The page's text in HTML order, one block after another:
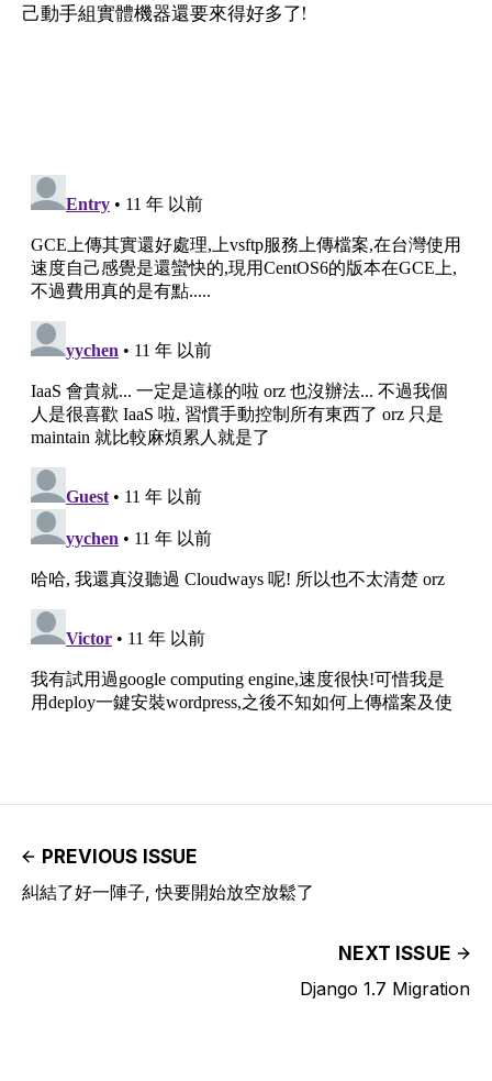
己動手組實體機器還要來得好多了!
PREVIOUS ISSUE
糾結了好一陣子, 快要開始放空放鬆了
NEXT ISSUE
Django 1.7 Migration